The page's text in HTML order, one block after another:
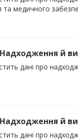
та медичного
й
дані про
й
дані про